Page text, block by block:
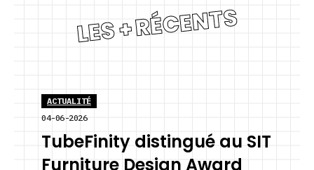
LES + RÉCENTS
ACTUALITÉ
04-06-2026
TubeFinity distingué au SIT
Furniture Design Award